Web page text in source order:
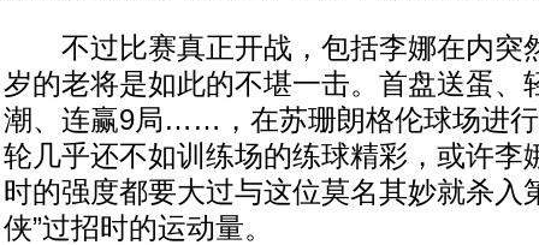
不过比赛真正开战，包括李娜在内突
岁的老将是如此的不堪一击。首盘送蛋、
潮、连赢9局……，在苏珊朗格伦球场进
轮几乎还不如训练场的练球精彩，或许李
时的强度都要大过与这位莫名其妙就杀入
侠”过招时的运动量。